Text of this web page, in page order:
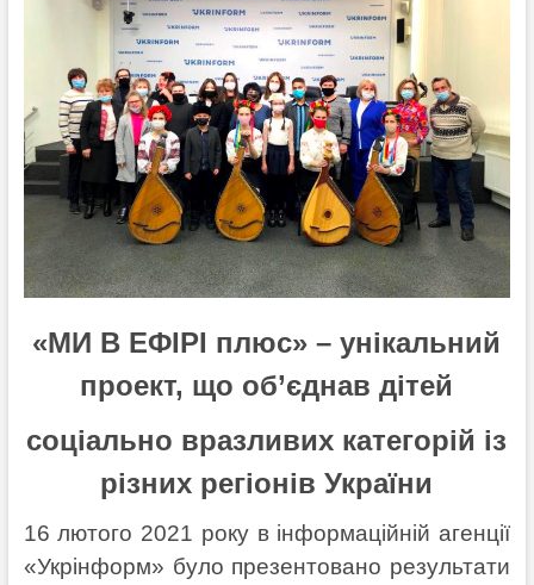
«МИ В ЕФІРІ плюс» – унікальний
проект, що об’єднав дітей
соціально вразливих категорій із
різних регіонів України
16 лютого 2021 року в інформаційній агенції
«Укрінформ» було презентовано результати